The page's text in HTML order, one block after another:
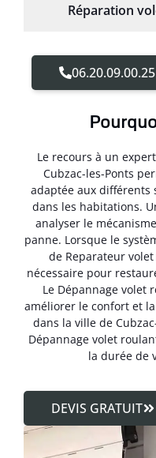
Réparation
06.20.09.00.25
Le recours à un
Cubzac-les-Ponts
adaptée aux différents
dans les habitations.
analyser le
panne. Lorsque le
de Reparateur
nécessaire pour
Le Dépannage volet
améliorer le confort et
dans la ville de
Dépannage volet
la durée de
DEVIS GRATUIT